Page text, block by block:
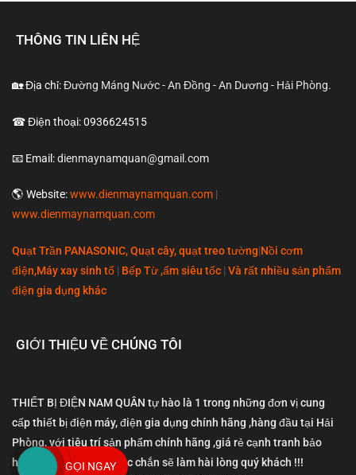
THÔNG TIN LIÊN HỆ
🏡 Địa chỉ:Đường Máng Nước - An Đồng - An Dương - Hải Phòng.
☎ Điện thoại: 0936624515
📧 Email:dienmaynamquan@gmail.com
🌎 Website:www.dienmaynamquan.com |
www.dienmaynamquan.com
Quạt Trần PANASONIC, Quạt cây, quạt treo tường|Nồi cơm
điện,Máy xay sinh tố | Bếp Từ ,ấm siêu tốc | Và rất nhiều sản phẩm
điện gia dụng khác
GIỚI THIỆU VỀ CHÚNG TÔI
THIẾT BỊ ĐIỆN NAM QUÂN tự hào là 1 trong những đơn vị cung
cấp thiết bị điện máy, điện gia dụng chính hãng ,hàng đầu tại Hải
Phòng, với tiêu trí sản phẩm chính hãng ,giá rẻ cạnh tranh bảo
hành nhanh chóng,Chắc chắn sẽ làm hài lòng quý khách !!!
GỌI NGAY